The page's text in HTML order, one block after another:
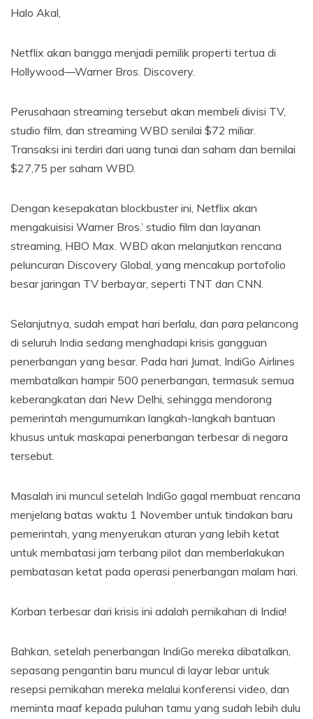
Halo Akal,
Netflix akan bangga menjadi pemilik properti tertua di
Hollywood—Warner Bros. Discovery.
Perusahaan streaming tersebut akan membeli divisi TV,
studio film, dan streaming WBD senilai $72 miliar.
Transaksi ini terdiri dari uang tunai dan saham dan bernilai
$27,75 per saham WBD.
Dengan kesepakatan blockbuster ini, Netflix akan
mengakuisisi Warner Bros.’ studio film dan layanan
streaming, HBO Max. WBD akan melanjutkan rencana
peluncuran Discovery Global, yang mencakup portofolio
besar jaringan TV berbayar, seperti TNT dan CNN.
Selanjutnya, sudah empat hari berlalu, dan para pelancong
di seluruh India sedang menghadapi krisis gangguan
penerbangan yang besar. Pada hari Jumat, IndiGo Airlines
membatalkan hampir 500 penerbangan, termasuk semua
keberangkatan dari New Delhi, sehingga mendorong
pemerintah mengumumkan langkah-langkah bantuan
khusus untuk maskapai penerbangan terbesar di negara
tersebut.
Masalah ini muncul setelah IndiGo gagal membuat rencana
menjelang batas waktu 1 November untuk tindakan baru
pemerintah, yang menyerukan aturan yang lebih ketat
untuk membatasi jam terbang pilot dan memberlakukan
pembatasan ketat pada operasi penerbangan malam hari.
Korban terbesar dari krisis ini adalah pernikahan di India!
Bahkan, setelah penerbangan IndiGo mereka dibatalkan,
sepasang pengantin baru muncul di layar lebar untuk
resepsi pernikahan mereka melalui konferensi video, dan
meminta maaf kepada puluhan tamu yang sudah lebih dulu